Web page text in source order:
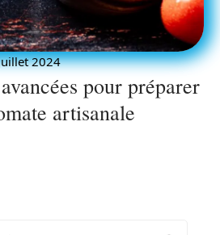
2024
pour préparer
artisanale